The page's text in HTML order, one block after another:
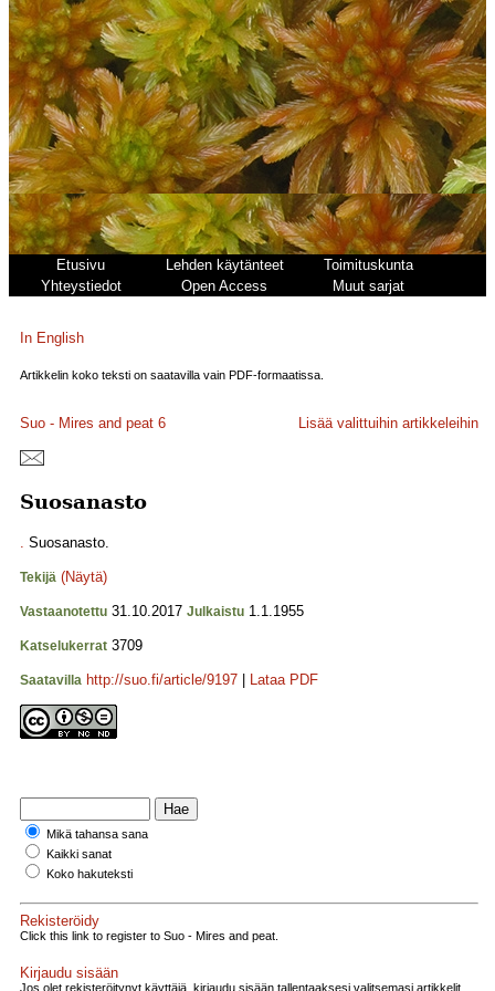
Etusivu Lehden käytänteet
Toimituskunta
Yhteystiedot
Open Access Muut sarjat
In English
Artikkelin koko teksti on saatavilla vain PDF-formaatissa.
Suo - Mires and peat 6 Lisää valittuihin artikkeleihin
Suosanasto
. Suosanasto.
Tekijä (Näytä)
Vastaanotettu 31.10.2017 Julkaistu 1.1.1955
Katselukerrat 3709
Saatavilla http://suo.fi/article/9197 Lataa PDF
Mikä tahansa sana
Kaikki sanat
Koko hakuteksti
Rekisteröidy
Click this link to register to Suo - Mires and peat.
Kirjaudu sisään
Jos olet rekisteröitynyt käyttäjä, kirjaudu sisään tallentaaksesi valitsemasi artikkelit